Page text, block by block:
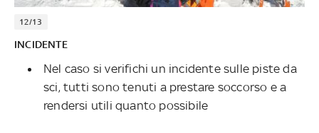
12/13
INCIDENTE
Nel caso si verifichi un incidente sulle piste da
sci, tutti sono tenuti a prestare soccorso e a
rendersi utili quanto possibile